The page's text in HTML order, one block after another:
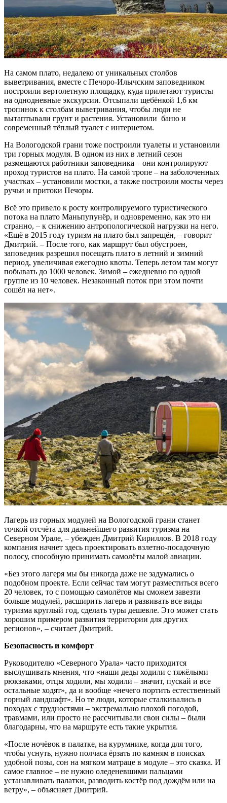
На самом плато, недалеко от уникальных столбов
выветривания, вместе с Печоро-Илычским заповедником
построили вертолетную площадку, куда прилетают туристы
на однодневные экскурсии. Отсыпали щебёнкой 1,6 км
тропинок к столбам выветривания, чтобы люди не
вытаптывали грунт и растения. Установили баню и
современный тёплый туалет с интернетом.
На Вологодской грани тоже построили туалеты и установили
три горных модуля. В одном из них в летний сезон
размещаются работники заповедника – они контролируют
проход туристов на плато. На самой тропе – на заболоченных
участках – установили мостки, а также построили мосты через
ручьи и притоки Печоры.
Всё это привело к росту контролируемого туристического
потока на плато Маньпупунёр, и одновременно, как это ни
странно, – к снижению антропологической нагрузки на него.
«Ещё в 2015 году туризм на плато был запрещён, – говорит
Дмитрий. – После того, как маршрут был обустроен,
заповедник разрешил посещать плато в летний и зимний
период, увеличивая ежегодно квоты. Теперь летом там могут
побывать до 1000 человек. Зимой – ежедневно по одной
группе из 10 человек. Незаконный поток при этом почти
сошёл на нет».
Лагерь из горных модулей на Вологодской грани станет
точкой отсчёта для дальнейшего развития туризма на
Северном Урале, – убежден Дмитрий Кириллов. В 2018 году
компания начнет здесь проектировать взлетно-посадочную
полосу, способную принимать самолёты малой авиации.
«Без этого лагеря мы бы никогда даже не задумались о
подобном проекте. Если сейчас там могут разместиться всего
20 человек, то с помощью самолётов мы сможем завезти
больше модулей, расширить лагерь и развивать все виды
туризма круглый год, сделать туры дешевле. Это может стать
хорошим примером развития территории для других
регионов», – считает Дмитрий.
Безопасность и комфорт
Руководителю «Северного Урала» часто приходится
выслушивать мнения, что «наши деды ходили с тяжёлыми
рюкзаками, отцы ходили, мы ходили – значит, пускай и все
остальные ходят», да и вообще «нечего портить естественный
горный ландшафт». Но те люди, которые сталкивались в
походах с трудностями – экстремально плохой погодой,
травмами, или просто не рассчитывали свои силы – были
благодарны, что на маршруте есть такие укрытия.
«После ночёвок в палатке, на курумнике, когда для того,
чтобы уснуть, нужно полчаса ёрзать по камням в поисках
удобной позы, сон на мягком матраце в модуле – это сказка. И
самое главное – не нужно оледеневшими пальцами
устанавливать палатки, разводить костёр под дождём или на
ветру», – объясняет Дмитрий.